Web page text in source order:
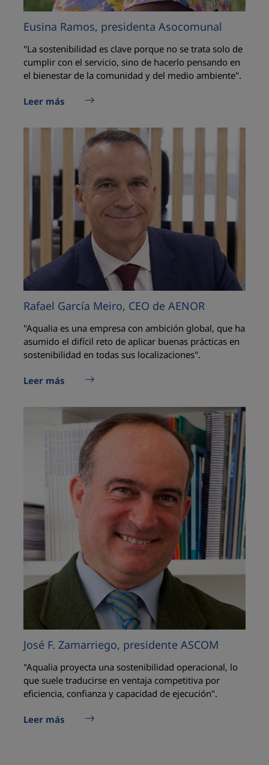
Eusina Ramos, presidenta Asocomunal
"La sostenibilidad es clave porque no se trata solo de
cumplir con el servicio, sino de hacerlo pensando en
el bienestar de la comunidad y del medio ambiente".
Leer más
Rafael García Meiro, CEO de AENOR
"Aqualia es una empresa con ambición global, que ha
asumido el difícil reto de aplicar buenas prácticas en
sostenibilidad en todas sus localizaciones".
Leer más
José F. Zamarriego, presidente ASCOM
"Aqualia proyecta una sostenibilidad operacional, lo
que suele traducirse en ventaja competitiva por
eficiencia, confianza y capacidad de ejecución".
Leer más